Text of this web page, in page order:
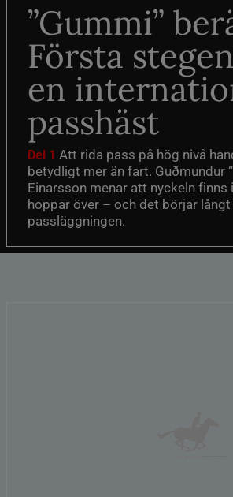
”Gummi”
Första
en
passhäst
Del 1 Att rida pass på hög nivå
betydligt mer än fart. Guðmundur
Einarsson menar att nyckeln finns
hoppar över – och det börjar
passläggningen.